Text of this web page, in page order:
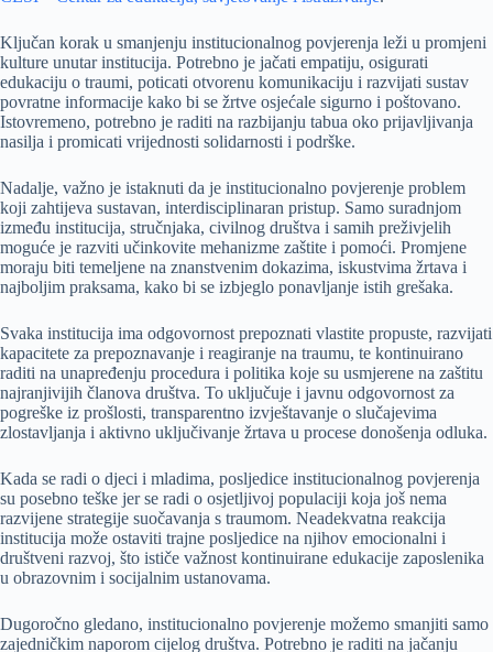
Ključan korak u smanjenju institucionalnog povjerenja leži u promjeni
kulture unutar institucija. Potrebno je jačati empatiju, osigurati
edukaciju o traumi, poticati otvorenu komunikaciju i razvijati sustav
povratne informacije kako bi se žrtve osjećale sigurno i poštovano.
Istovremeno, potrebno je raditi na razbijanju tabua oko prijavljivanja
nasilja i promicati vrijednosti solidarnosti i podrške.
Nadalje, važno je istaknuti da je institucionalno povjerenje problem
koji zahtijeva sustavan, interdisciplinaran pristup. Samo suradnjom
između institucija, stručnjaka, civilnog društva i samih preživjelih
moguće je razviti učinkovite mehanizme zaštite i pomoći. Promjene
moraju biti temeljene na znanstvenim dokazima, iskustvima žrtava i
najboljim praksama, kako bi se izbjeglo ponavljanje istih grešaka.
Svaka institucija ima odgovornost prepoznati vlastite propuste, razvijati
kapacitete za prepoznavanje i reagiranje na traumu, te kontinuirano
raditi na unapređenju procedura i politika koje su usmjerene na zaštitu
najranjivijih članova društva. To uključuje i javnu odgovornost za
pogreške iz prošlosti, transparentno izvještavanje o slučajevima
zlostavljanja i aktivno uključivanje žrtava u procese donošenja odluka.
Kada se radi o djeci i mladima, posljedice institucionalnog povjerenja
su posebno teške jer se radi o osjetljivoj populaciji koja još nema
razvijene strategije suočavanja s traumom. Neadekvatna reakcija
institucija može ostaviti trajne posljedice na njihov emocionalni i
društveni razvoj, što ističe važnost kontinuirane edukacije zaposlenika
u obrazovnim i socijalnim ustanovama.
Dugoročno gledano, institucionalno povjerenje možemo smanjiti samo
zajedničkim naporom cijelog društva. Potrebno je raditi na jačanju